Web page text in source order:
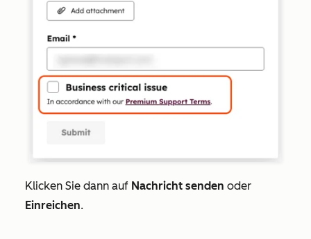
Klicken Sie dann auf Nachricht senden oder
Einreichen.